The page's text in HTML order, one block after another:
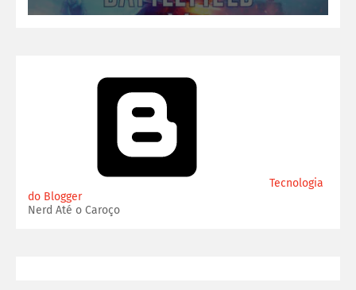
Tecnologia
do Blogger
Nerd Até o Caroço